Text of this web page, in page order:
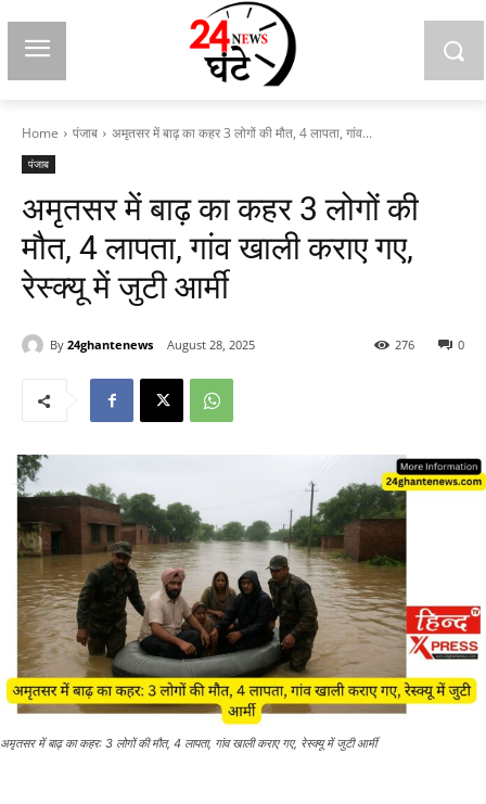
Home पंजाब अमृतसर में बाढ़ का कहर 3 लोगों की मौत, 4 लापता, गांव...
पंजाब
अमृतसर में बाढ़ का कहर 3 लोगों की
मौत, 4 लापता, गांव खाली कराए गए,
रेस्क्यू में जुटी आर्मी
By 24ghantenews August 28, 2025 0
276
अमृतसर में बाढ़ का कहर: 3 लोगों की मौत, 4 लापता, गांव खाली कराए गए, रेस्क्यू में जुटी आर्मी